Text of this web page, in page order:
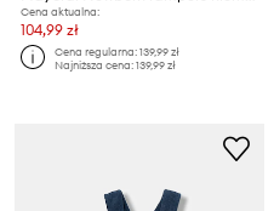
Cena aktualna:
104,99 zł
Cena regularna:139,99 zł
Najniższa cena:139,99 zł